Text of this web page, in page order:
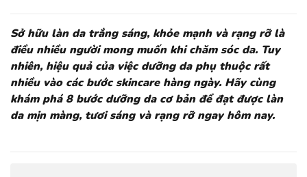
Sở hữu làn da trắng sáng, khỏe mạnh và rạng rỡ là
điều nhiều người mong muốn khi chăm sóc da. Tuy
nhiên, hiệu quả của việc dưỡng da phụ thuộc rất
nhiều vào các bước skincare hàng ngày. Hãy cùng
khám phá 8 bước dưỡng da cơ bản để đạt được làn
da mịn màng, tươi sáng và rạng rỡ ngay hôm nay.